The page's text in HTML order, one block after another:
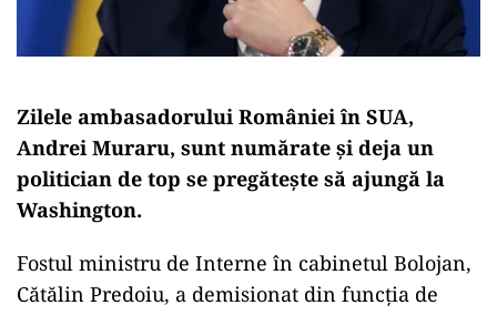
Zilele ambasadorului României în SUA,
Andrei Muraru, sunt numărate și deja un
politician de top se pregătește să ajungă la
Washington.
Fostul ministru de Interne în cabinetul Bolojan,
Cătălin Predoiu, a demisionat din funcția de